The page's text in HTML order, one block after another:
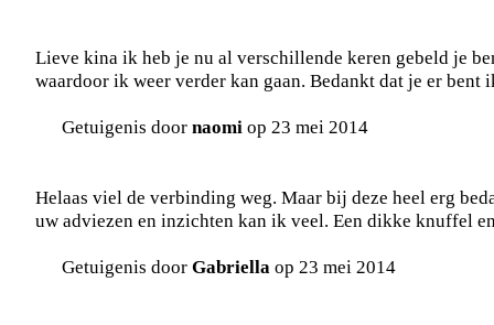
Lieve kina ik heb je nu al verschillende keren gebeld je
waardoor ik weer verder kan gaan. Bedankt dat je er
Getuigenis door naomi op 23 mei 2014
Helaas viel de verbinding weg. Maar bij deze heel erg
uw adviezen en inzichten kan ik veel. Een dikke knuffel
Getuigenis door Gabriella op 23 mei 2014